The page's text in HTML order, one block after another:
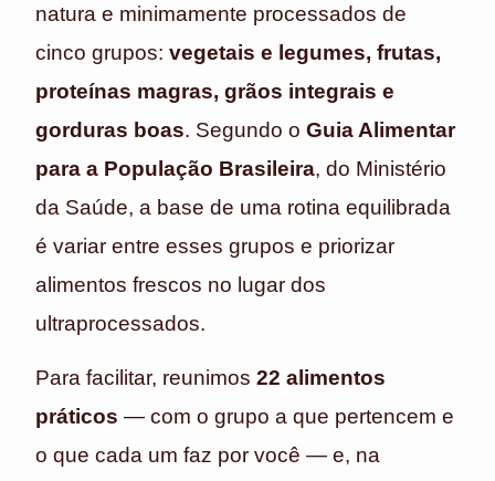
natura e minimamente processados de
cinco grupos: vegetais e legumes, frutas,
proteínas magras, grãos integrais e
gorduras boas. Segundo o Guia Alimentar
para a População Brasileira, do Ministério
da Saúde, a base de uma rotina equilibrada
é variar entre esses grupos e priorizar
alimentos frescos no lugar dos
ultraprocessados.
Para facilitar, reunimos 22 alimentos
práticos — com o grupo a que pertencem e
o que cada um faz por você — e, na